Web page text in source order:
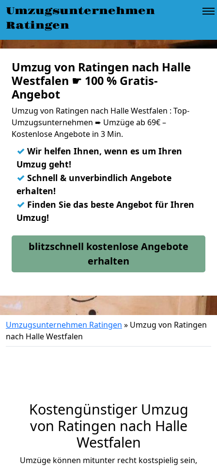
Umzugsunternehmen
Ratingen
Umzug von Ratingen nach Halle
Westfalen ☛ 100 % Gratis-
Angebot
Umzug von Ratingen nach Halle Westfalen : Top-
Umzugsunternehmen ➨ Umzüge ab 69€ –
Kostenlose Angebote in 3 Min.
✓ Wir helfen Ihnen, wenn es um Ihren
Umzug geht!
✓ Schnell & unverbindlich Angebote
erhalten!
✓ Finden Sie das beste Angebot für Ihren
Umzug!
blitzschnell kostenlose Angebote
erhalten
Umzugsunternehmen Ratingen » Umzug von Ratingen
nach Halle Westfalen
Kostengünstiger Umzug
von Ratingen nach Halle
Westfalen
Umzüge können mitunter recht kostspielig sein,